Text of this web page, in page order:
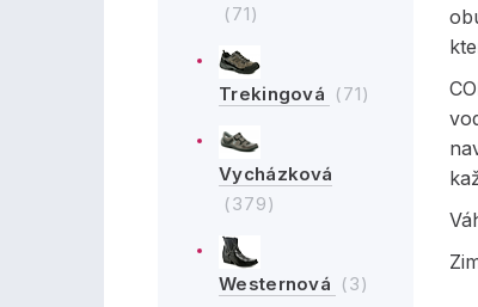
(71)
Trekingová (71)
Vycházková
(379)
Westernová (3)